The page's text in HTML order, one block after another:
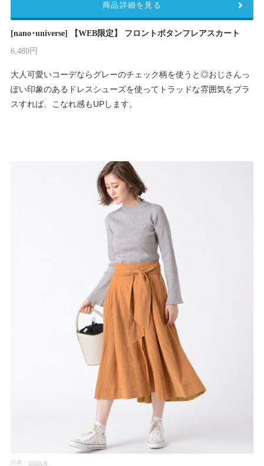
[nano･universe] 【WEB限定】 フロントボタンフレアスカート
6,480円
大人可愛いコーデならグレーのチェック柄を使うと◎おじさんっ
ぽい印象のあるドレスシューズを使ってトラッドな雰囲気をプラ
スすれば、こなれ感もUPします。
商品詳細を見る
出典： zozo.jp